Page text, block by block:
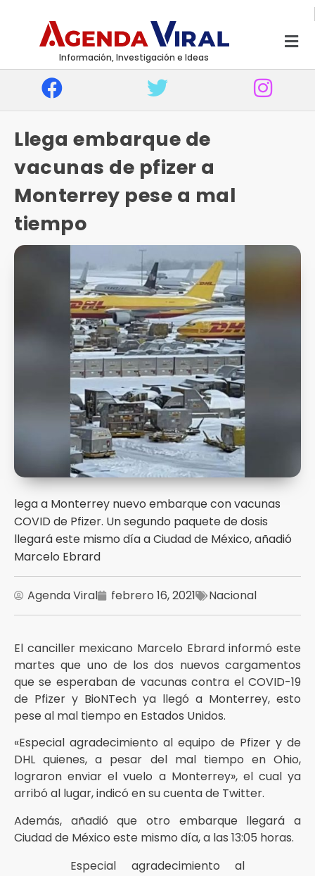
Información, Investigación e Ideas
Llega embarque de
vacunas de pfizer a
Monterrey pese a mal
tiempo
lega a Monterrey nuevo embarque con vacunas
COVID de Pfizer. Un segundo paquete de dosis
llegará este mismo día a Ciudad de México, añadió
Marcelo Ebrard
Agenda Viral febrero 16, 2021 Nacional
El canciller mexicano Marcelo Ebrard informó este
martes que uno de los dos nuevos cargamentos
que se esperaban de vacunas contra el COVID-19
de Pfizer y BioNTech ya llegó a Monterrey, esto
pese al mal tiempo en Estados Unidos.
«Especial agradecimiento al equipo de Pfizer y de
DHL quienes, a pesar del mal tiempo en Ohio,
lograron enviar el vuelo a Monterrey», el cual ya
arribó al lugar, indicó en su cuenta de Twitter.
Además, añadió que otro embarque llegará a
Ciudad de México este mismo día, a las 13:05 horas.
Especial agradecimiento al